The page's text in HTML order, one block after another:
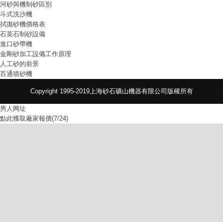
河砂與機制砂區別
斗式洗沙機
拭拋砂機價格表
石英石制砂設備
進口砂帶機
金剛砂加工設備工作原理
人工砂的前景
百通噴砂機
Copyright 1995-2019上海砂石礦山機器有限公司版權所有
男人网址
點此獲取廠家報價(7/24)